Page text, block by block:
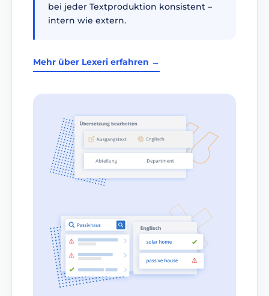
bei jeder Textproduktion konsistent –
intern wie extern.
Mehr über Lexeri erfahren →